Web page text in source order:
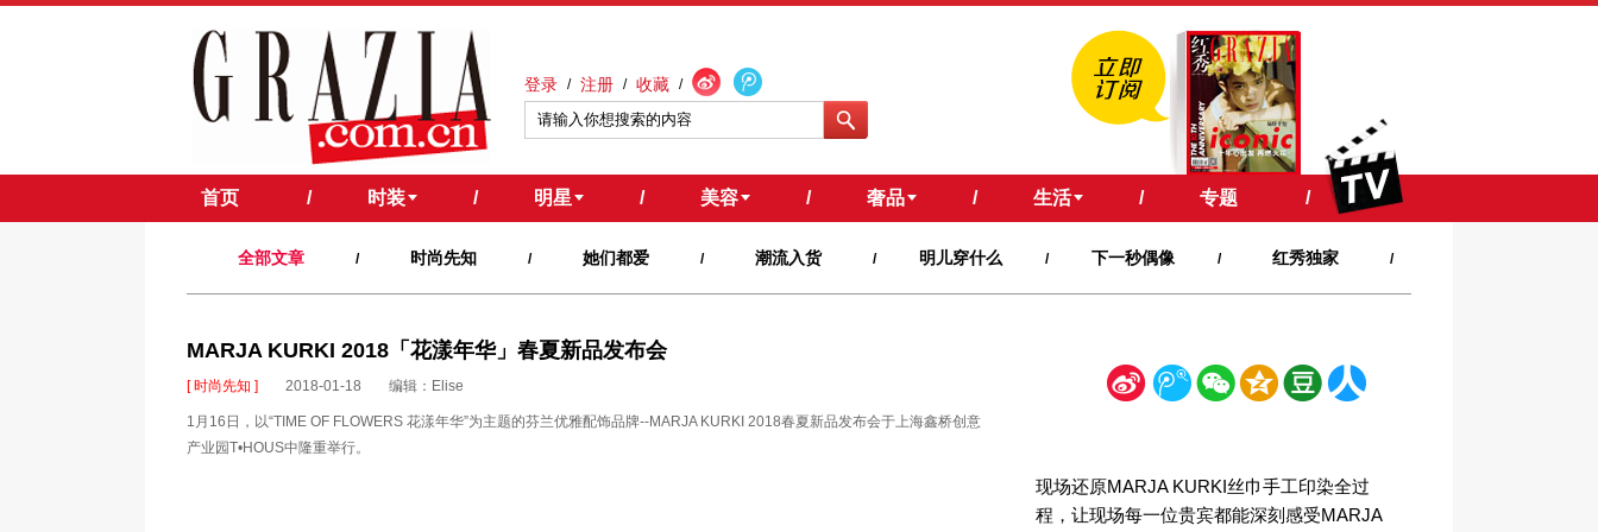
登录 / 注册 / 收藏 /
首页 / 时装 / 明星 / 美容 / 奢品 / 生活 / 专题 /
全部文章 / 时尚先知 / 她们都爱 / 潮流入货 / 明儿穿什么 / 下一秒偶像 / 红秀独家 /
MARJA KURKI 2018「花漾年华」春夏新品发布会
[ 时尚先知 ] 2018-01-18 编辑：Elise
​1月16日，以“TIME OF FLOWERS 花漾年华”为主题的芬兰优雅配饰品牌--MARJA KURKI 2018春夏新品发布会于上海鑫桥创意
产业园T•HOUS中隆重举行。
新 腾 微 空 豆
现场还原MARJA KURKI丝巾手工印染全过
程，让现场每一位贵宾都能深刻感受MARJA